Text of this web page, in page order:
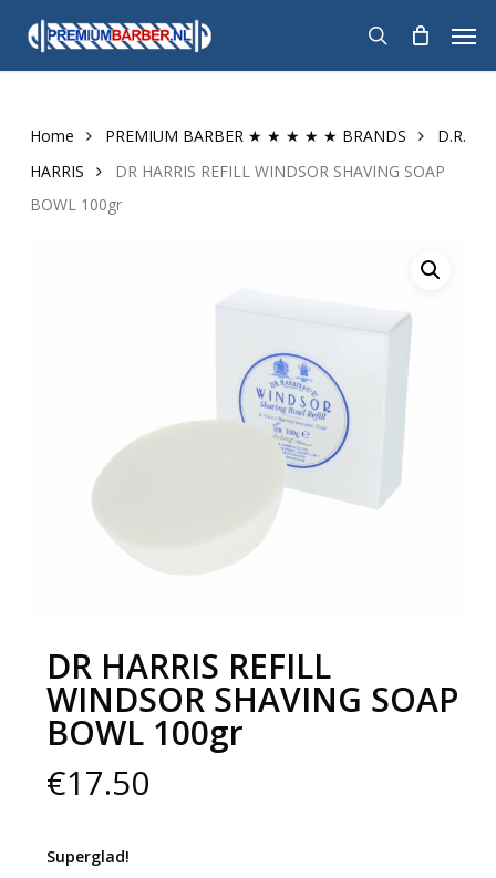
main
search
Home PREMIUM BARBER ★ ★ ★ ★ ★ BRANDS
D.R.
HARRIS
DR HARRIS REFILL WINDSOR SHAVING SOAP
BOWL 100gr
DR HARRIS REFILL
WINDSOR SHAVING SOAP
BOWL 100gr
€17.50
Superglad!